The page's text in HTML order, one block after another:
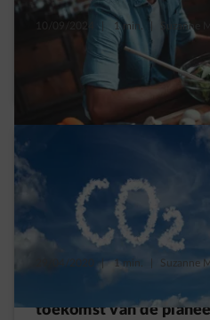
1 min. Suzanne M.
8 goede voornemens
neutraal leven
| 1 min. Suzanne M.
toekomst van de